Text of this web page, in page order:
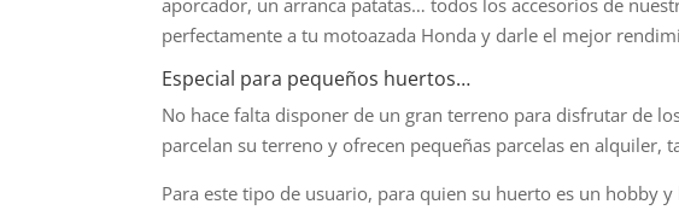
aporcador, un arranca patatas… todos los accesorios de
perfectamente a tu motoazada Honda y darle el mejor
Especial para pequeños huertos…
No hace falta disponer de un gran terreno para disfrutar de
parcelan su terreno y ofrecen pequeñas parcelas en alquiler,
Para este tipo de usuario, para quien su huerto es un hobby